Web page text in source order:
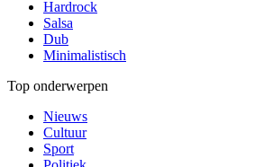
Hardrock
Salsa
Dub
Minimalistisch
Top onderwerpen
Nieuws
Cultuur
Sport